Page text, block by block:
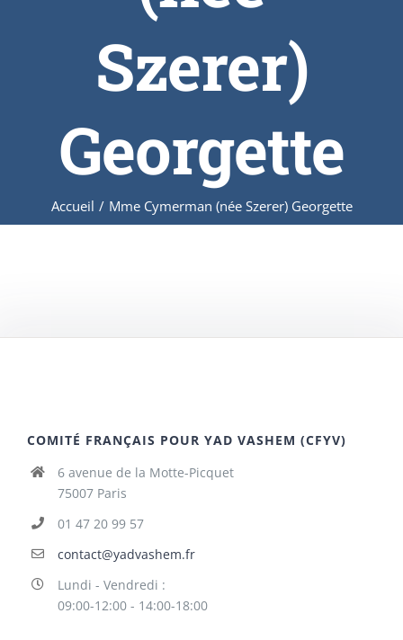
Szerer)
Georgette
Accueil / Mme Cymerman (née Szerer) Georgette
COMITÉ FRANÇAIS POUR YAD VASHEM (CFYV)
6 avenue de la Motte-Picquet
75007 Paris
01 47 20 99 57
contact@yadvashem.fr
Lundi - Vendredi :
09:00-12:00 - 14:00-18:00